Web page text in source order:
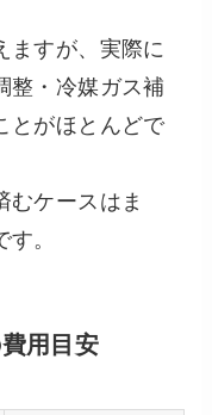
ますが、実際に
整・冷媒ガス補
とがほとんどで
むケースはま
。
用目安